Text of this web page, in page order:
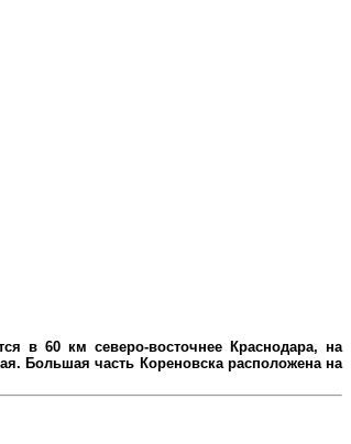
в 60 км северо-восточнее Краснодара, на
Большая часть Кореновска расположена на